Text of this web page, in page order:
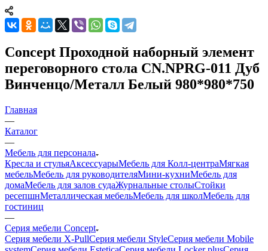
Concept Проходной наборный элемент
переговорного стола CN.NPRG-011 Дуб
Винченцо/Металл Белый 980*980*750
Главная
—
Каталог
—
Мебель для персонала
Кресла и стульяАксессуарыМебель для Колл-центраМягкая
мебельМебель для руководителяМини-кухниМебель для
домаМебель для залов судаЖурнальные столыСтойки
ресепшнМеталлическая мебельМебель для школМебель для
гостиниц
—
Серия мебели Concept
Серия мебели X-PullСерия мебели StyleСерия мебели Mobile